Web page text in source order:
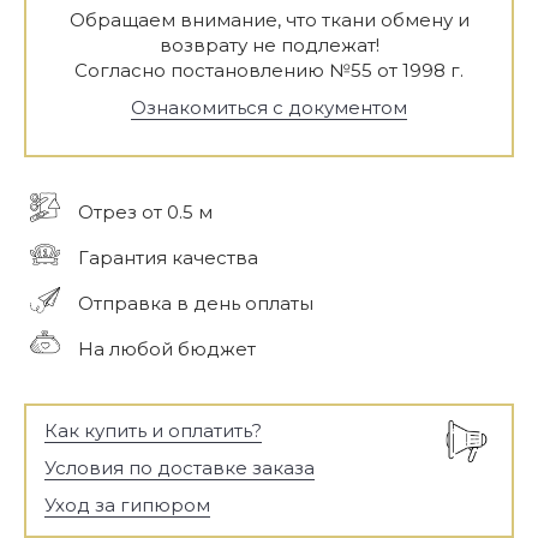
Обращаем внимание, что ткани обмену и
возврату не подлежат!
Согласно постановлению №55 от 1998 г.
Ознакомиться с документом
Отрез от 0.5 м
Гарантия качества
Отправка в день оплаты
На любой бюджет
Как купить и оплатить?
Условия по доставке заказа
Уход за гипюром